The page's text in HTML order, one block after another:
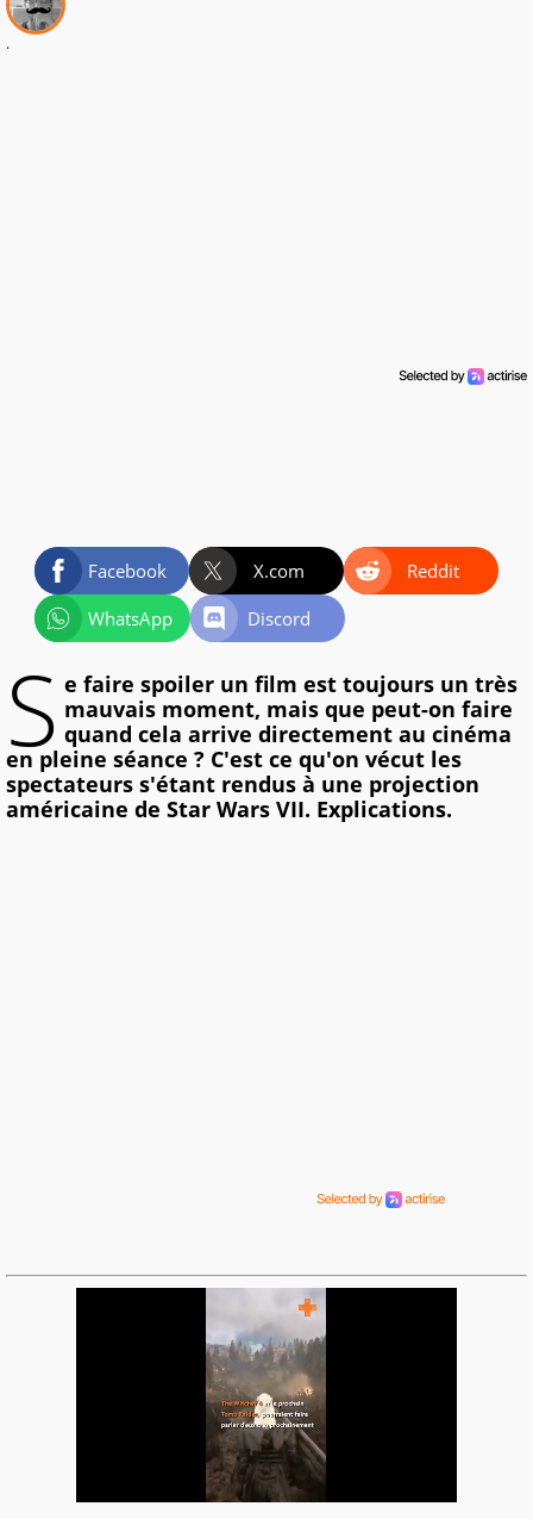
.
Facebook X.com
Reddit
WhatsApp
Discord
S e faire spoiler un film est toujours un très
mauvais moment, mais que peut-on faire
quand cela arrive directement au cinéma
en pleine séance ? C'est ce qu'on vécut les
spectateurs s'étant rendus à une projection
américaine de Star Wars VII. Explications.